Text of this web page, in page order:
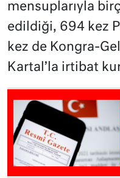
mensuplarıyla
edildiği, 694 kez
kez de Kongra-
Kartal’la irtibat